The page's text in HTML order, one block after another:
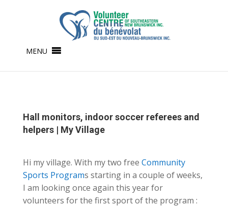
MENU
Hall monitors, indoor soccer referees and
helpers | My Village
Hi my village. With my two free Community
Sports Programs starting in a couple of weeks,
I am looking once again this year for
volunteers for the first sport ofthe program :